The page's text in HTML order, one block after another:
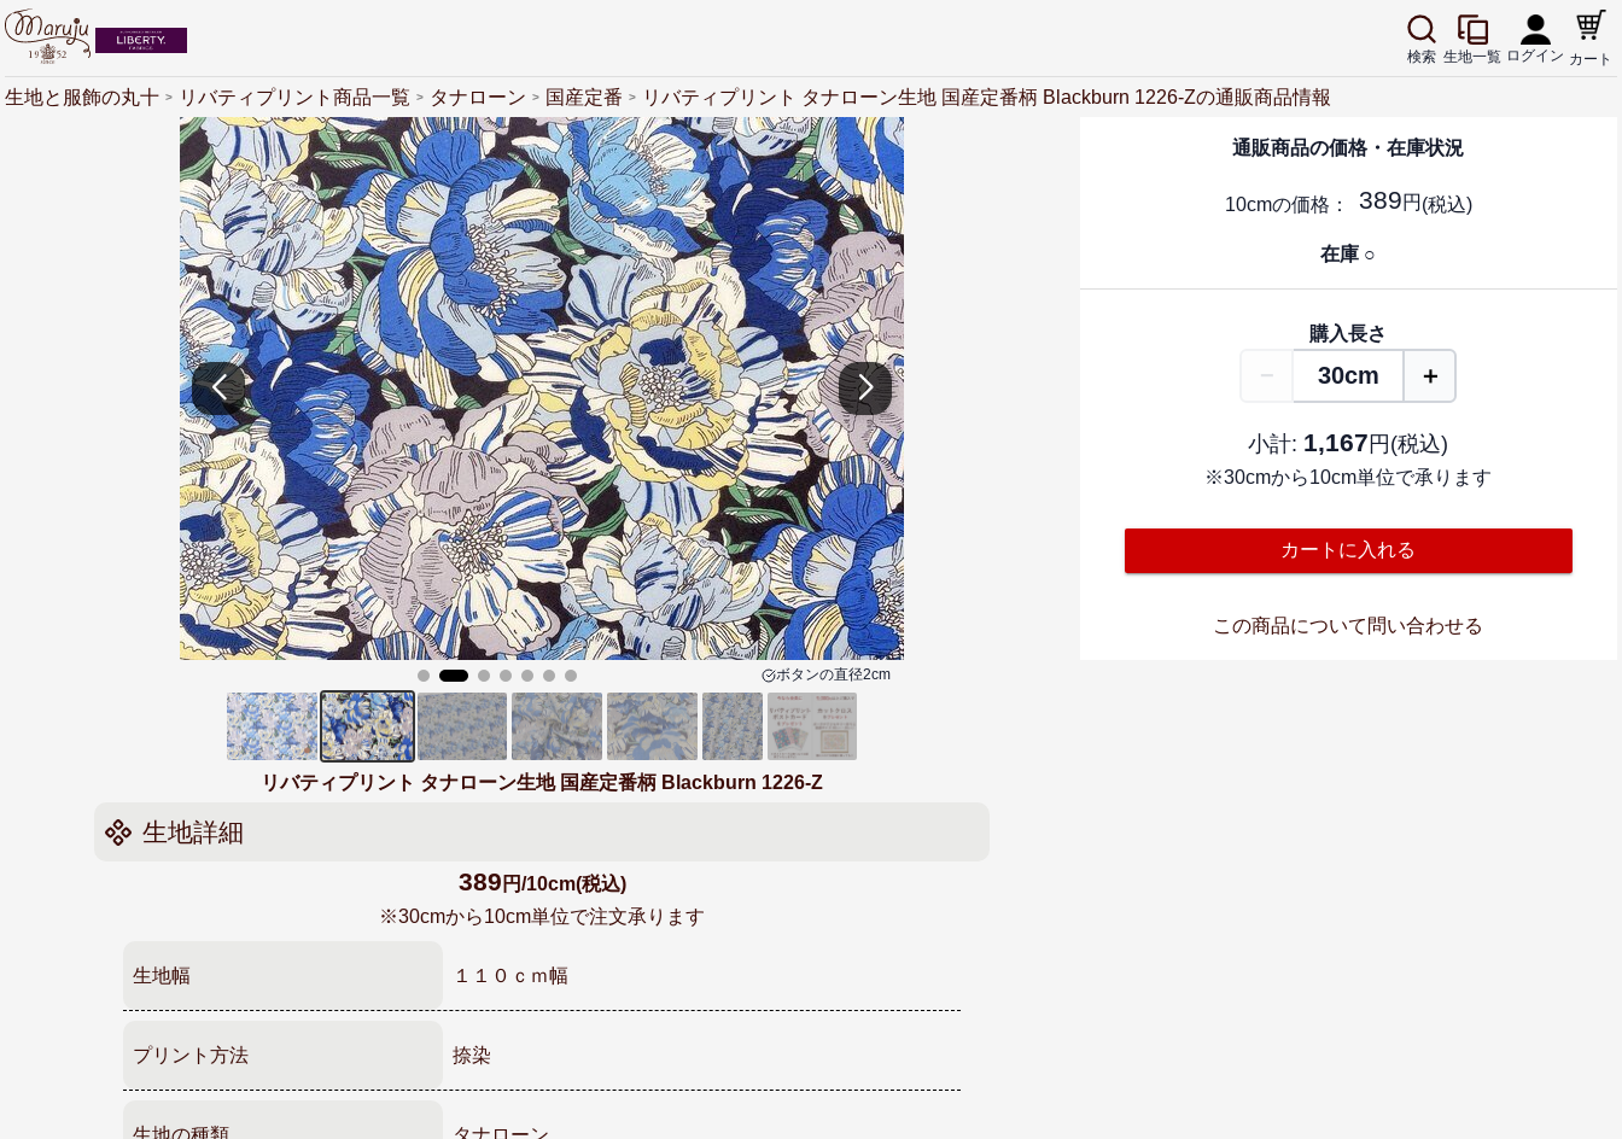
検索 生地一覧 ログイン カート
生地と服飾の丸十 リバティプリント商品一覧 タナローン 国産定番 リバティプリント タナローン生地 国産定番柄 Blackburn 1226-Zの通販商品情報
ボタンの直径2cm
リバティプリント タナローン生地 国産定番柄 Blackburn 1226-Z
生地詳細
389 円/10cm(税込)
※30cmから10cm単位で注文承ります
生地幅 １１０ｃｍ幅
プリント方法 捺染
生地の種類 タナローン
通販商品の価格・在庫状況
10cmの価格： 389円 (税込)
在庫 ○
購入長さ
− 30cm ＋
小計: 1,167円(税込)
※30cmから10cm単位で承ります
カートに入れる
この商品について問い合わせる